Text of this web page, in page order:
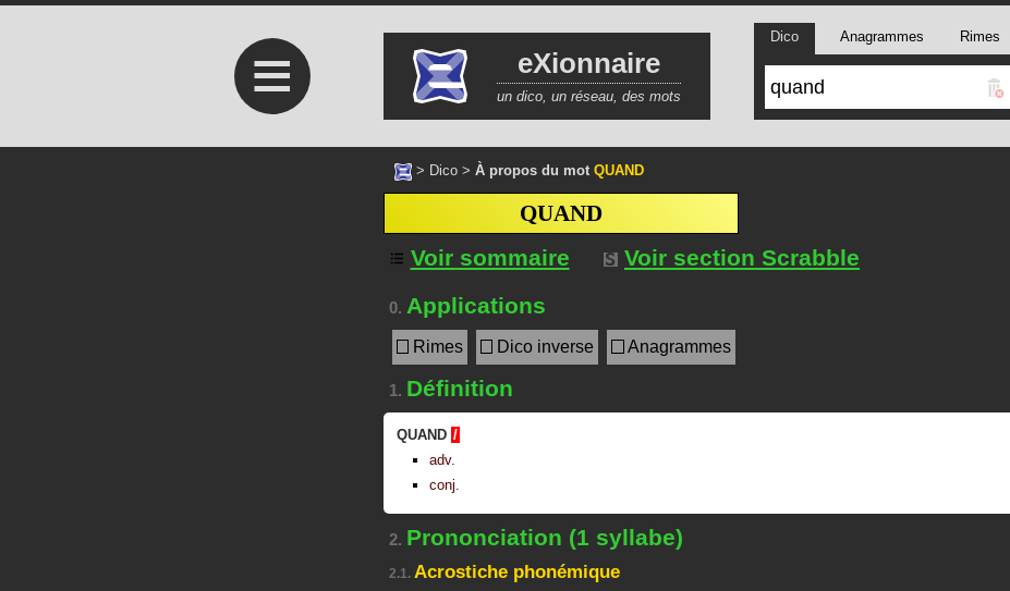
≡ eXionnaire
un dico, un réseau, des mots
Dico Anagrammes Rimes
> Dico > À propos du mot QUAND
QUAND
Voir sommaire
Voir section Scrabble
0. Applications
Rimes Dico inverse Anagrammes
1. Définition
QUAND /
adv.
conj.
2. Prononciation (1 syllabe)
2.1. Acrostiche phonémique